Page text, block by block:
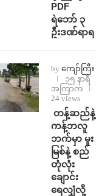
PDF
ရဲဘော် ၃
ဦးဒဏ်ရာရ
by ကျော်ကြီး
၁၅ နာရီ
အကြာက
24 views
⁩ ⁨တန့်ဆည်နဲ့
ကန့်ဘလူ
ဘက်မှာ မူး
မြစ်နဲ့ စည်
တုံလုံး
ချောင်း
ရေလျှံလို့